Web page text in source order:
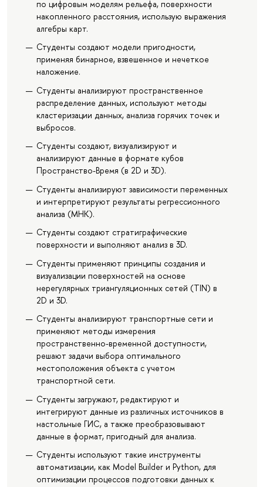
по цифровым моделям рельефа, поверхности
накопленного расстояния, использую выражения
алгебры карт.
Студенты создают модели пригодности,
применяя бинарное, взвешенное и нечеткое
наложение.
Студенты анализируют пространственное
распределение данных, используют методы
кластеризации данных, анализа горячих точек и
выбросов.
Студенты создают, визуализируют и
анализируют данные в формате кубов
Пространство-Время (в 2D и 3D).
Студенты анализируют зависимости переменных
и интерпретируют результаты регрессионного
анализа (МНК).
Студенты создают стратиграфические
поверхности и выполняют анализ в 3D.
Студенты применяют принципы создания и
визуализации поверхностей на основе
нерегулярных триангуляционных сетей (TIN) в
2D и 3D.
Студенты анализируют транспортные сети и
применяют методы измерения
пространственно-временной доступности,
решают задачи выбора оптимального
местоположения объекта с учетом
транспортной сети.
Студенты загружают, редактируют и
интегрируют данные из различных источников в
настольные ГИС, а также преобразовывают
данные в формат, пригодный для анализа.
Студенты используют такие инструменты
автоматизации, как Model Builder и Python, для
оптимизации процессов подготовки данных к